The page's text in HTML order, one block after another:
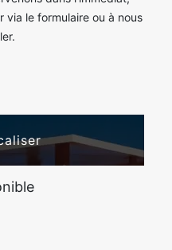
via le formulaire ou à nous